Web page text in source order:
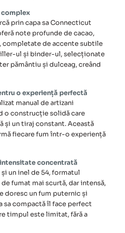
complex
prin capa sa Connecticut
note profunde de cacao,
completate de accente subtile
ul și binder-ul, selecționate
pământiu și dulceag, creând
o experiență perfectă
manual de artizani
o construcție solidă care
și un tiraj constant. Această
fiecare fum într-o experiență
concentrată
un inel de 54, formatul
fumat mai scurtă, dar intensă,
doresc un fum puternic și
sa compactă îl face perfect
timpul este limitat, fără a